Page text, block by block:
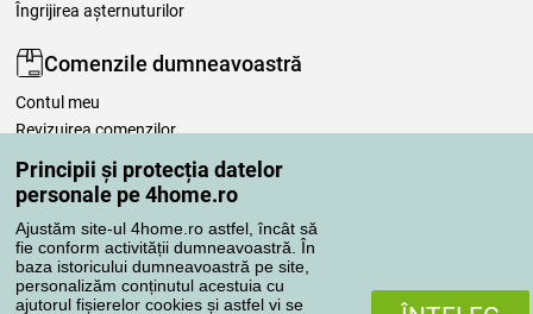
Principii și protecția datelor
personale pe 4home.ro
Ajustăm site-ul 4home.ro astfel, încât să
fie conform activității dumneavoastră. În
baza istoricului dumneavoastră pe site,
personalizăm conținutul acestuia cu
ajutorul fișierelor cookies și astfel vi se
Îngrijirea așternuturilor
Comenzile dumneavoastră
Contul meu
Revizuirea comenzilor
Reclamaţii
Retragere de la contract
Regulile de procesare a recenziilor
Metode de transport